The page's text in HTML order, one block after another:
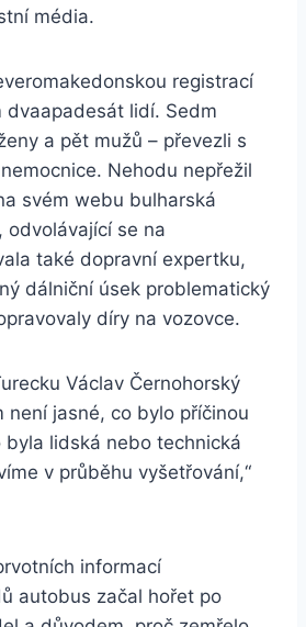
média.
registrací
dvaapadesát lidí. Sedm
a pět mužů – převezli s
Nehodu nepřežil
svém webu bulharská
odvolávající se na
také dopravní expertku,
dálniční úsek problematický
díry na vozovce.
Václav Černohorský
není jasné, co bylo příčinou
byla lidská nebo technická
v průběhu vyšetřování,“
informací
autobus začal hořet po